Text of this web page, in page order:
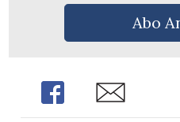
Abo
Share Share